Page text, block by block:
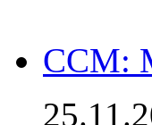
CCM: